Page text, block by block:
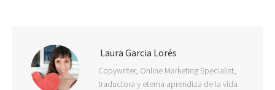
Laura Garcia Lorés
Copywriter, Online Marketing Specialist,
traductora y eterna aprendiza de la vida